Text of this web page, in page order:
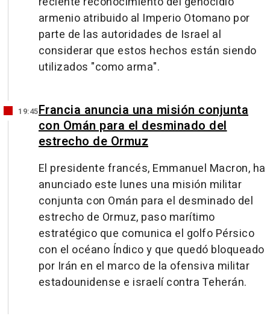
armenio atribuido al Imperio Otomano por
parte de las autoridades de Israel al
considerar que estos hechos están siendo
utilizados "como arma".
19:45Francia anuncia una misión conjunta
con Omán para el desminado del
estrecho de Ormuz
El presidente francés, Emmanuel Macron, ha
anunciado este lunes una misión militar
conjunta con Omán para el desminado del
estrecho de Ormuz, paso marítimo
estratégico que comunica el golfo Pérsico
con el océano Índico y que quedó bloqueado
por Irán en el marco de la ofensiva militar
estadounidense e israelí contra Teherán.